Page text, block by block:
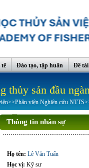
tế Đào tạo, tập huấn Đề
thủy sản đầu
>>Phân viện Nghiên cứu NTTS
Thông tin nhân sự
Họ tên: Lê Văn Tuấn
Học vị: Kỹ sư